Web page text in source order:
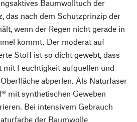
Baumwolltuch der
das nach dem Schutzprinzip der
wenn der Regen nicht gerade in
kommt. Der moderat auf
Stoff ist so dicht gewebt, dass
mit Feuchtigkeit aufquellen und
abperlen. Als Naturfaser
mit synthetischen Geweben
Bei intensivem Gebrauch
der Baumwolle